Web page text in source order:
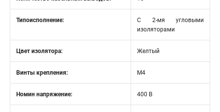
Типоисполнение:
С 2-мя угловыми
изоляторами
Цвет изолятора: Желтый
Винты крепления: М4
Номин напряжение: 400 В